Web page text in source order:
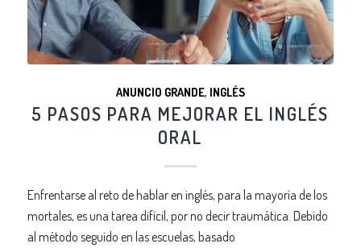
ANUNCIO GRANDE, INGLÉS
5 PASOS PARA MEJORAR EL INGLÉS
ORAL
Enfrentarse al reto de hablar en inglés, para la mayoría de los
mortales, es una tarea difícil, por no decir traumática. Debido
al método seguido en las escuelas, basado